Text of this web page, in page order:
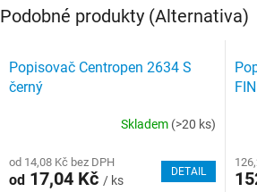
Podobné produkty (Alternativa)
Popisovač Centropen 2634 S
černý
Skladem (>20 ks)
od 14,08 Kč bez DPH
od 17,04 Kč / ks
DETAIL